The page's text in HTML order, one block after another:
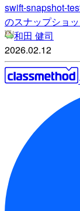
swift-snapshot-
のスナップショ
和田 健司
2026.02.12